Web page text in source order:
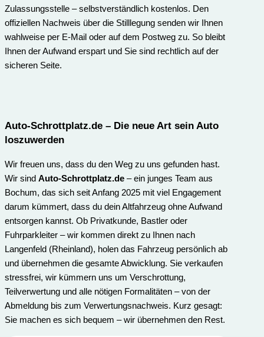
Zulassungsstelle – selbstverständlich kostenlos. Den
offiziellen Nachweis über die Stilllegung senden wir Ihnen
wahlweise per E-Mail oder auf dem Postweg zu. So bleibt
Ihnen der Aufwand erspart und Sie sind rechtlich auf der
sicheren Seite.
Auto-Schrottplatz.de – Die neue Art sein Auto
loszuwerden
Wir freuen uns, dass du den Weg zu uns gefunden hast.
Wir sind Auto-Schrottplatz.de – ein junges Team aus
Bochum, das sich seit Anfang 2025 mit viel Engagement
darum kümmert, dass du dein Altfahrzeug ohne Aufwand
entsorgen kannst. Ob Privatkunde, Bastler oder
Fuhrparkleiter – wir kommen direkt zu Ihnen nach
Langenfeld (Rheinland), holen das Fahrzeug persönlich ab
und übernehmen die gesamte Abwicklung. Sie verkaufen
stressfrei, wir kümmern uns um Verschrottung,
Teilverwertung und alle nötigen Formalitäten – von der
Abmeldung bis zum Verwertungs­nachweis. Kurz gesagt:
Sie machen es sich bequem – wir übernehmen den Rest.